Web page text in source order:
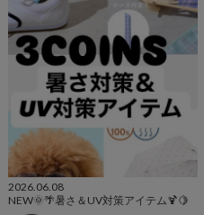
2026.06.08
NEW🌞🌴暑さ＆UV対策アイテム🍹🍋